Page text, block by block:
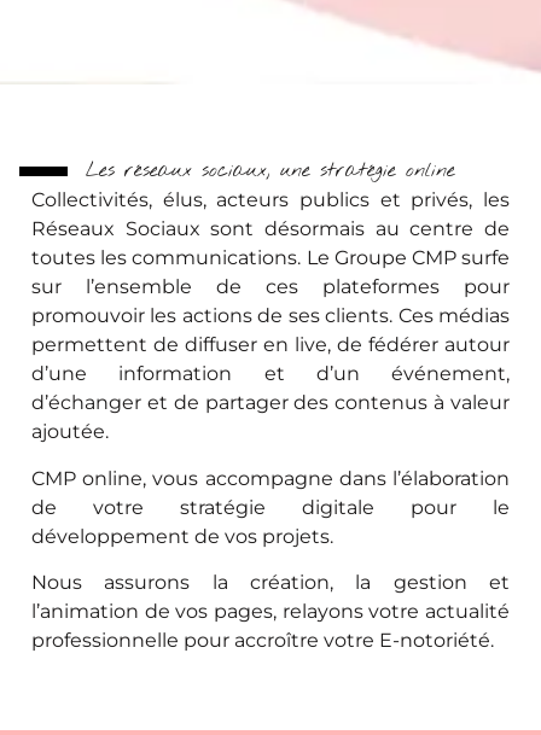
Les réseaux sociaux, une stratégie online
Collectivités, élus, acteurs publics et privés, les
Réseaux Sociaux sont désormais au centre de
toutes les communications. Le Groupe CMP surfe
sur l’ensemble de ces plateformes pour
promouvoir les actions de ses clients. Ces médias
permettent de diffuser en live, de fédérer autour
d’une information et d’un événement,
d’échanger et de partager des contenus à valeur
ajoutée.
CMP online, vous accompagne dans l’élaboration
de votre stratégie digitale pour le
développement de vos projets.
Nous assurons la création, la gestion et
l’animation de vos pages, relayons votre actualité
professionnelle pour accroître votre E-notoriété.